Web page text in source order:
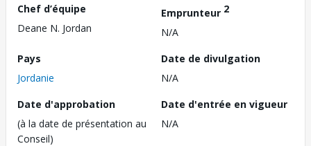
Chef d’équipe
Deane N. Jordan
Emprunteur 2
N/A
Pays
Jordanie
Date de divulgation
N/A
Date d'approbation
(à la date de présentation au
Conseil)
Date d'entrée en vigueur
N/A